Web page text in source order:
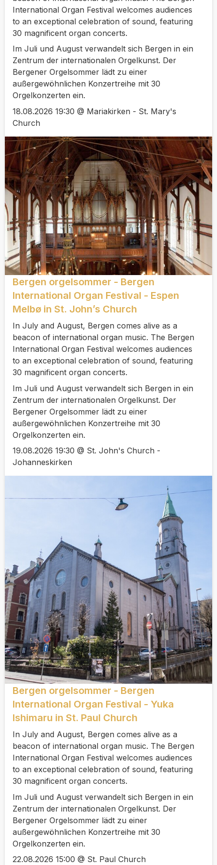
International Organ Festival welcomes audiences
to an exceptional celebration of sound, featuring
30 magnificent organ concerts.
Im Juli und August verwandelt sich Bergen in ein
Zentrum der internationalen Orgelkunst. Der
Bergener Orgelsommer lädt zu einer
außergewöhnlichen Konzertreihe mit 30
Orgelkonzerten ein.
18.08.2026 19:30 @ Mariakirken - St. Mary's
Church
Bergen orgelsommer - Bergen
International Organ Festival - Espen
Melbø in St. John’s Church
In July and August, Bergen comes alive as a
beacon of international organ music. The Bergen
International Organ Festival welcomes audiences
to an exceptional celebration of sound, featuring
30 magnificent organ concerts.
Im Juli und August verwandelt sich Bergen in ein
Zentrum der internationalen Orgelkunst. Der
Bergener Orgelsommer lädt zu einer
außergewöhnlichen Konzertreihe mit 30
Orgelkonzerten ein.
19.08.2026 19:30 @ St. John's Church -
Johanneskirken
Bergen orgelsommer - Bergen
International Organ Festival - Yuka
Ishimaru in St. Paul Church
In July and August, Bergen comes alive as a
beacon of international organ music. The Bergen
International Organ Festival welcomes audiences
to an exceptional celebration of sound, featuring
30 magnificent organ concerts.
Im Juli und August verwandelt sich Bergen in ein
Zentrum der internationalen Orgelkunst. Der
Bergener Orgelsommer lädt zu einer
außergewöhnlichen Konzertreihe mit 30
Orgelkonzerten ein.
22.08.2026 15:00 @ St. Paul Church